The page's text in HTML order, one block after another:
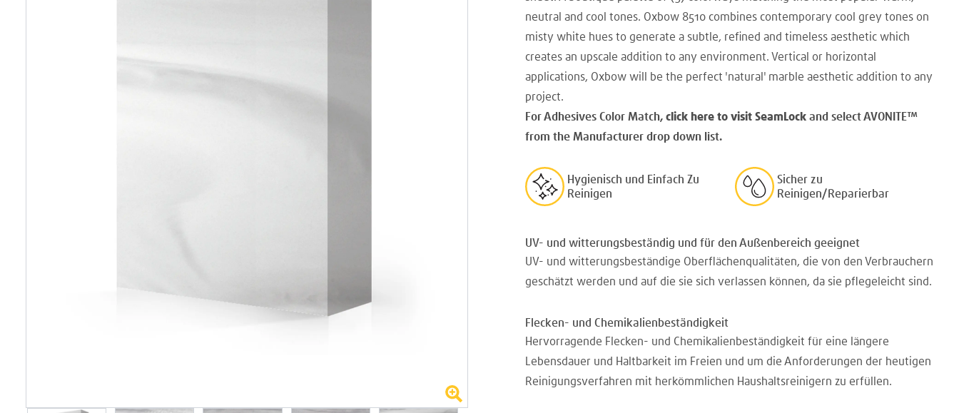
neutral and cool tones. Oxbow 8510 combines contemporary cool grey tones on
misty white hues to generate a subtle, refined and timeless aesthetic which
creates an upscale addition to any environment. Vertical or horizontal
applications, Oxbow will be the perfect 'natural' marble aesthetic addition to any
project.
For Adhesives Color Match, click here to visit SeamLock and select AVONITE™
from the Manufacturer drop down list.
Hygienisch und Einfach Zu
Reinigen
Sicher zu
Reinigen/Reparierbar
UV- und witterungsbeständig und für den Außenbereich geeignet
UV- und witterungsbeständige Oberflächenqualitäten, die von den Verbrauchern
geschätzt werden und auf die sie sich verlassen können, da sie pflegeleicht sind.
Flecken- und Chemikalienbeständigkeit
Hervorragende Flecken- und Chemikalienbeständigkeit für eine längere
Lebensdauer und Haltbarkeit im Freien und um die Anforderungen der heutigen
Reinigungsverfahren mit herkömmlichen Haushaltsreinigern zu erfüllen.